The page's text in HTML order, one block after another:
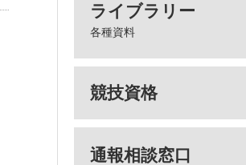
ライブラリー
各種資料
競技資格
通報相談窓口